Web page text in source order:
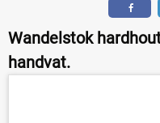
Wandelstok
handvat.